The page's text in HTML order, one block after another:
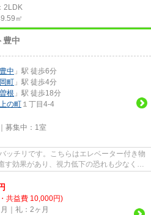
2LDK
㎡
豊中
豊中 」駅 徒歩6分
岡町 」駅 徒歩4分
曽根 」駅 徒歩18分
の町 １丁目4-4
募集中： 1室
ッチリです。こちらはエレベーター付き物
す効果があり、視力低下の恐れも少なくし
共益費 10,000円)
｜礼：2ヶ月